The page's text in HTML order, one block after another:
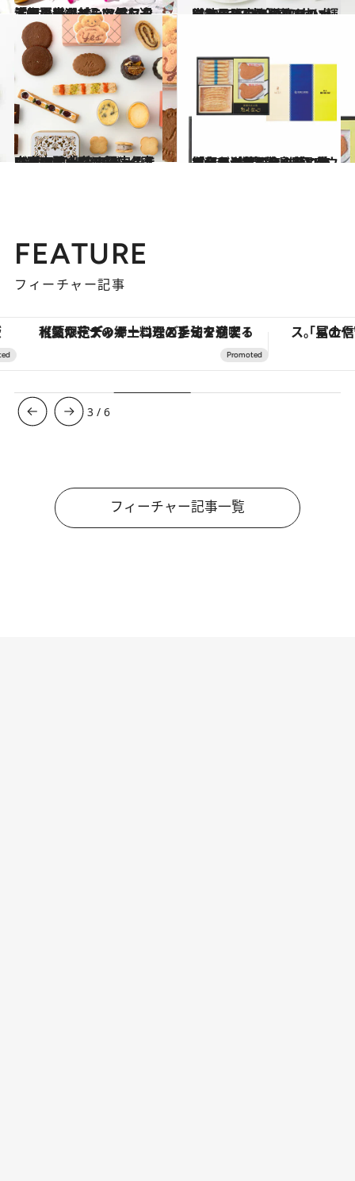
2026.6.16
「初夏のフルーツアフタヌーンティー」で旬を迎える果実の甘みと香りを満喫。レアメニューにも注目の厳選3軒！
旅＆お出かけ 2026.5.13
【結果発表】贈りもの大賞2026 日本全国のおいしいものの中から第1位に輝いたのは、あのクラシックホテルの逸品！
贈りもの
2026.5.2
《東京駅「グランスタ東京」の手土産10選》くまのパッケージに“キュン”な(NO) RAISIN SANDWICH、ピエール マルコリーニ、Mr. CHEESECAKEの限定品まで…
グルメ 2026.6.10
「何この夢のセット」…有名和洋菓子店の夢コラボ【ヨックモック×銀座ウエスト×鎌倉 豊島屋】看板商品が特別な一箱に集結した、“間違いない”サマーギフト！
グルメ
FEATURE
フィーチャー記事
【夏限定ディナーコース】旬を迎える稚鮎や花ズッキーニなどをイタリア・トスカーナの郷土料理の手法で満喫！
3 /6
フィーチャー記事一覧